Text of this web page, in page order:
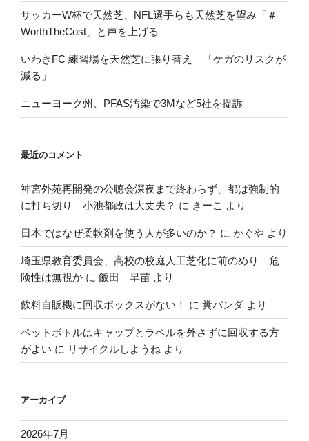
サッカーW杯で天然芝、NFL選手らも天然芝を望み「＃
WorthTheCost」と声を上げる
いわきFC 練習場を天然芝に張り替え 「ケガのリスクが
減る」
ニューヨーク州、PFAS汚染で3Mなど5社を提訴
最近のコメント
神宮外苑再開発の公聴会深夜まで終わらず、都は強制的
に打ち切り 小池都政は大丈夫？ に きーこ より
日本ではなぜ柔軟剤を使う人が多いのか？ に かぐや より
埼玉県教育委員会、高校の校庭人工芝化に前のめり 危
険性は無視か に 飯田 早苗 より
飲料自販機に回収ボックスがない！ に 糞パンダ より
ペットボトルはキャップとラベルを外さずに回収する方
がよい に リサイクルしようね より
アーカイブ
2026年7月